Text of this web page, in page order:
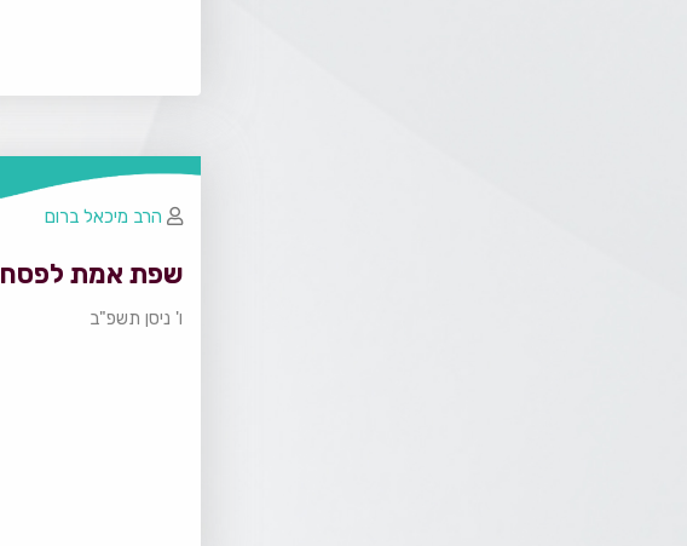
שפת אמת לפסח
ו' ניסן תשפ"ב
הרב מיכאל ברום